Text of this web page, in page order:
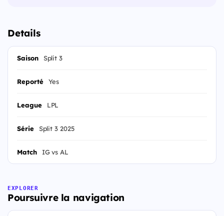
Details
Saison Split 3
Reporté Yes
League LPL
Série Split 3 2025
Match IG vs AL
EXPLORER
Poursuivre la navigation